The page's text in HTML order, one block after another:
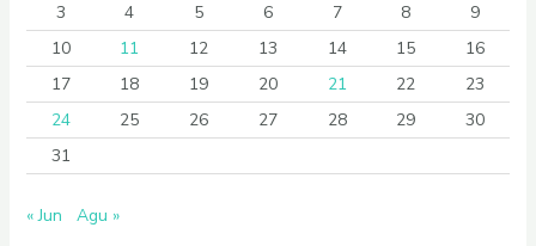
3
4 5 6 7 8
9
10
11 12 13 14 15
16
17
18 19 20 21 22
23
24
25 26 27 28 29
30
31
« Jun Agu »